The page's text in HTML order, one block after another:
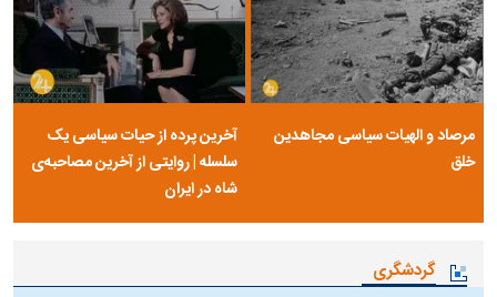
مرصاد و الهیات سیاسی مجاهدین
خلق
آخرین پرده از حیات سیاسی یک
سلسله | روایتی از آخرین مصاحبه‌ی
شاه در ایران
گردشگری